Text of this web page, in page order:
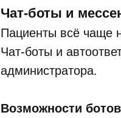
Чат-боты и
Пациенты всё чаще
Чат-боты и
администратора.
Возможности